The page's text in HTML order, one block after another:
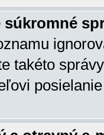
súkromné
takéto